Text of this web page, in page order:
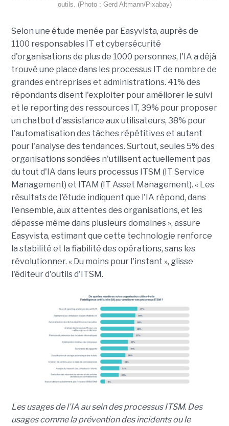
outils. (Photo : Gerd Altmann/Pixabay)
Selon une étude menée par Easyvista, auprès de
1100 responsables IT et cybersécurité
d'organisations de plus de 1000 personnes, l'IA a déjà
trouvé une place dans les processus IT de nombre de
grandes entreprises et administrations. 41% des
répondants disent l'exploiter pour améliorer le suivi
et le reporting des ressources IT, 39% pour proposer
un chatbot d'assistance aux utilisateurs, 38% pour
l'automatisation des tâches répétitives et autant
pour l'analyse des tendances. Surtout, seules 5% des
organisations sondées n'utilisent actuellement pas
du tout d'IA dans leurs processus ITSM (IT Service
Management) et ITAM (IT Asset Management). « Les
résultats de l'étude indiquent que l'IA répond, dans
l'ensemble, aux attentes des organisations, et les
dépasse même dans plusieurs domaines », assure
Easyvista, estimant que cette technologie renforce
la stabilité et la fiabilité des opérations, sans les
révolutionner. « Du moins pour l'instant », glisse
l'éditeur d'outils d'ITSM.
Les usages de l'IA au sein des processus ITSM. Des
usages comme la prévention des incidents ou le